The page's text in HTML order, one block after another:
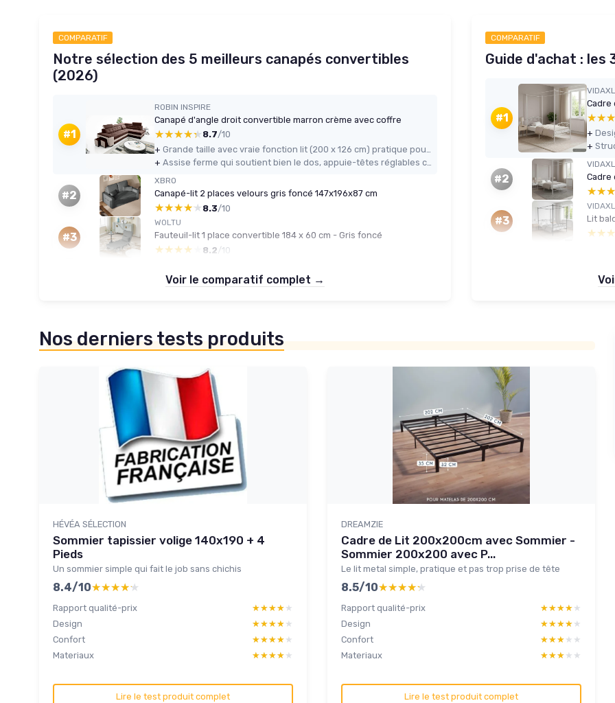
COMPARATIF
Notre sélection des 5 meilleurs canapés convertibles
(2026)
#1
ROBIN INSPIRE
Canapé d'angle droit convertible marron crème avec coffre
★★★★★
★★★★★ 8.7/10
+
+
#2
XBRO
Canapé-lit 2 places velours gris foncé 147x196x87 cm
★★★★★
★★★★★ 8.3/10
#3
WOLTU
Fauteuil-lit 1 place convertible 184 x 60 cm - Gris foncé
★★★★★
★★★★★ 8.2 /10
Voir le comparatif complet →
COMPARATIF
Guide d'achat : les
#1
VIDAXL
+
+
#2
VIDAXL
Cadre
#3
VIDAXL
Lit
Nos derniers tests produits
HÉVÉA SÉLECTION
Sommier tapissier volige 140x190 + 4
Pieds
Un sommier simple qui fait le job sans chichis
8.4/10★★★★★
★★★★★
Rapport qualité-prix ★★★★★
★★★★★
Design
★★★★★
★★★★★
Confort
★★★★★
★★★★★
Materiaux
★★★★★
★★★★★
Lire le test produit complet
DREAMZIE
Cadre de Lit 200x200cm avec Sommier -
Sommier 200x200 avec P...
Le lit metal simple, pratique et pas trop prise de tête
8.5/10★★★★★
★★★★★
Rapport qualité-prix ★★★★★
★★★★★
Design
★★★★★
★★★★★
Confort
★★★★★
★★★★★
Materiaux
★★★★★
★★★★★
Lire le test produit complet